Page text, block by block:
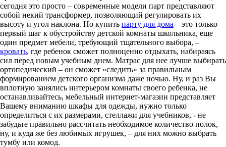
сегодня это просто – современные модели парт представляют
собой некий трансформер, позволяющий регулировать их
высоту и угол наклона. Но купить парту для дома – это только
первый шаг к обустройству детской комнаты школьника, еще
один предмет мебели, требующий тщательного выбора, –
кровать, где ребенок сможет полноценно отдыхать, набираясь
сил перед новым учебным днем. Матрас для нее лучше выбирать
ортопедический – он сможет «следить» за правильным
формированием детского организма даже ночью. Ну, и раз Вы
вплотную занялись интерьером комнаты своего ребенка, не
останавливайтесь, мебельный интернет-магазин представляет
Вашему вниманию шкафы для одежды, нужно только
определиться с их размерами, стеллажи для учебников, - не
забудьте правильно рассчитать необходимое количество полок,
ну, и куда же без любимых игрушек, – для них можно выбрать
тумбу или комод.